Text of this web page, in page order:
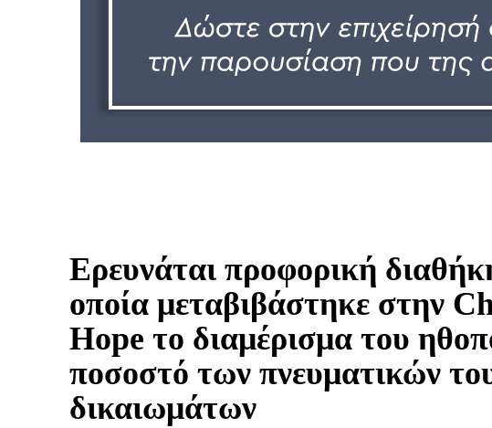
Ερευνάται προφορική
οποία μεταβιβάστηκε στην
Hope το διαμέρισμα του
ποσοστό των πνευματικών
δικαιωμάτων